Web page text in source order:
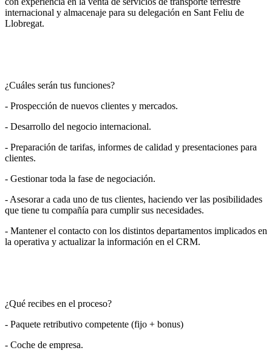
internacional y almacenaje para su delegación en Sant Feliu de
Llobregat.
¿Cuáles serán tus funciones?
- Prospección de nuevos clientes y mercados.
- Desarrollo del negocio internacional.
- Preparación de tarifas, informes de calidad y presentaciones para
clientes.
- Gestionar toda la fase de negociación.
- Asesorar a cada uno de tus clientes, haciendo ver las posibilidades
que tiene tu compañía para cumplir sus necesidades.
- Mantener el contacto con los distintos departamentos implicados en
la operativa y actualizar la información en el CRM.
¿Qué recibes en el proceso?
- Paquete retributivo competente (fijo + bonus)
- Coche de empresa.